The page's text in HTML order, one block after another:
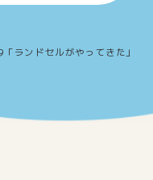
ンドセルがやってきた」